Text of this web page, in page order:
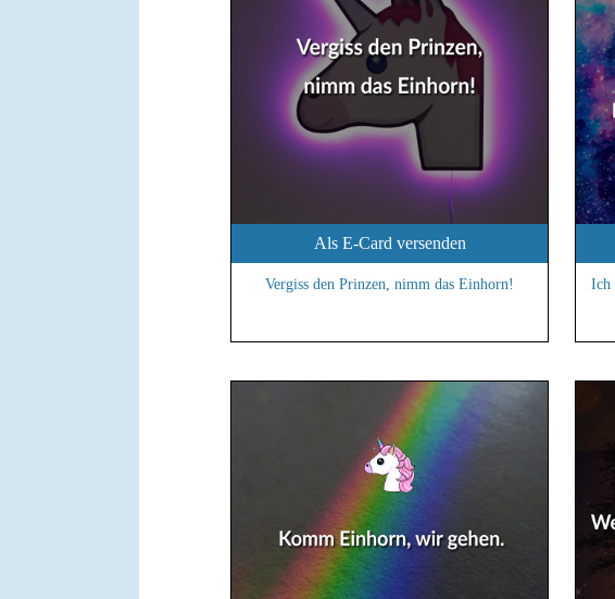
Als E-Card versenden
Vergiss den Prinzen, nimm das Einhorn!
Ich